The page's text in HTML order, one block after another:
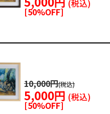
[50%OFF]
10,000円
5,000円
[50%OFF]